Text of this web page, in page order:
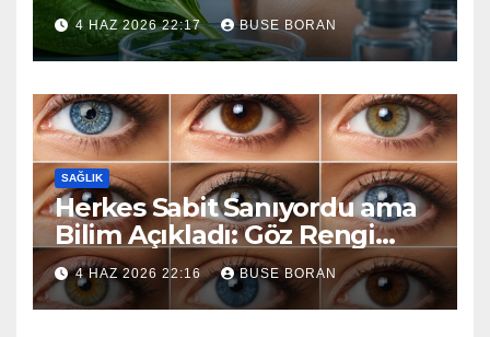
Ettiler, Sonuca İnanamadılar
4 HAZ 2026 22:17 BUSE BORAN
SAĞLIK
Herkes Sabit Sanıyordu ama
Bilim Açıkladı: Göz Rengi
Yaşlandıkça Değişir mi?
4 HAZ 2026 22:16 BUSE BORAN